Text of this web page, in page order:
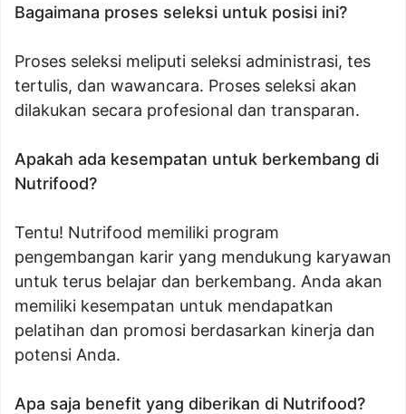
Bagaimana proses seleksi untuk posisi ini?
Proses seleksi meliputi seleksi administrasi, tes
tertulis, dan wawancara. Proses seleksi akan
dilakukan secara profesional dan transparan.
Apakah ada kesempatan untuk berkembang di
Nutrifood?
Tentu! Nutrifood memiliki program
pengembangan karir yang mendukung karyawan
untuk terus belajar dan berkembang. Anda akan
memiliki kesempatan untuk mendapatkan
pelatihan dan promosi berdasarkan kinerja dan
potensi Anda.
Apa saja benefit yang diberikan di Nutrifood?